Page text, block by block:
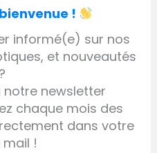
!
informé(e) sur nos
et nouveautés
?
newsletter
chaque mois des
dans votre
!